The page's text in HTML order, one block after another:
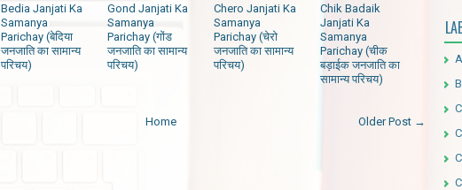
Bedia Janjati Ka
Samanya
Parichay (बेदिया
जनजाति का सामान्य
परिचय)
Gond Janjati Ka
Samanya
Parichay (गोंड
जनजाति का सामान्य
परिचय)
Chero Janjati Ka
Samanya
Parichay (चेरो
जनजाति का सामान्य
परिचय)
Chik Badaik
Janjati Ka
Samanya
Parichay (चीक
बड़ाईक जनजाति का
सामान्य परिचय)
Older Post →
Home